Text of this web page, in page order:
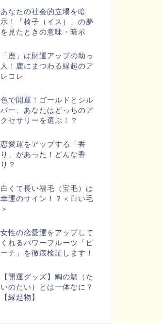
あなたの社会的立場を暗
示！「椅子（イス）」の夢
を見たときの意味・暗示
「鹿」は財運アップの助っ
人！鹿にまつわる縁起のア
レコレ
色で開運！ゴールドとシル
バー、あなたはどっちのア
クセサリーを選ぶ！？
恋愛運をアップする「香
り」があった！どんな香
り？
白くて長い福毛（宝毛）は
幸運のサイン！？＜白い毛
＞
女性の恋愛運をアップして
くれるパワーフルーツ「ピ
ーチ」を徹底検証します！
【開運グッズ】鯛の鯛（た
いのたい）とは一体なに？
【縁起物】